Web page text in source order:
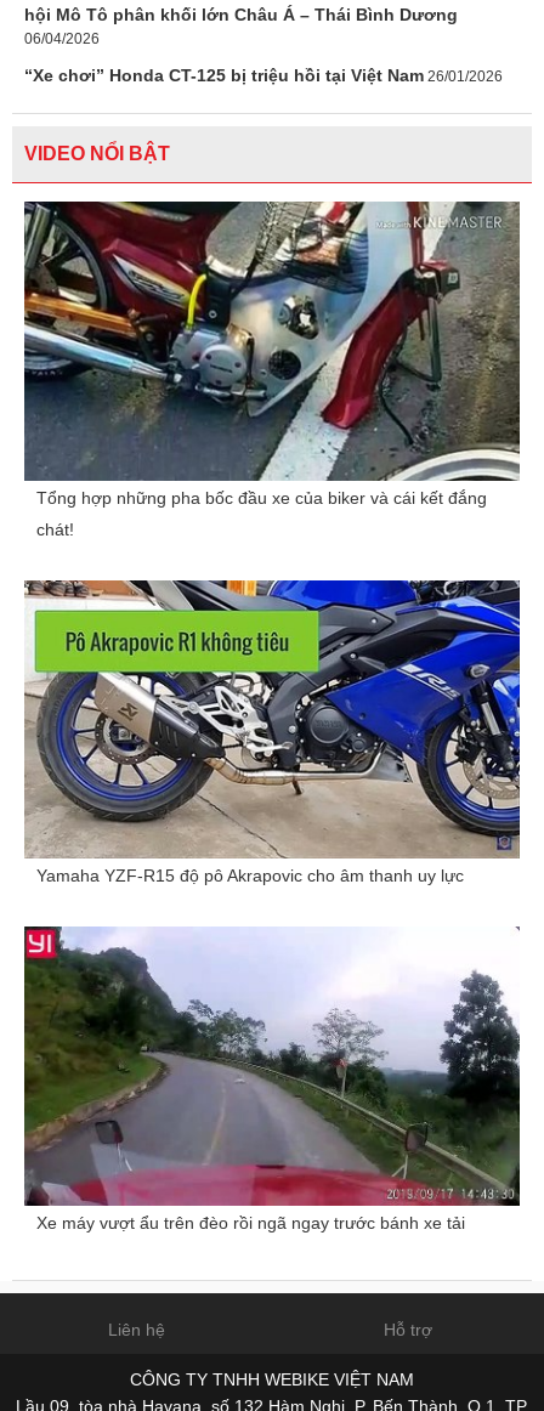
hội Mô Tô phân khối lớn Châu Á – Thái Bình Dương
06/04/2026
“Xe chơi” Honda CT-125 bị triệu hồi tại Việt Nam 26/01/2026
VIDEO NỔI BẬT
Tổng hợp những pha bốc đầu xe của biker và cái kết đắng
chát!
Yamaha YZF-R15 độ pô Akrapovic cho âm thanh uy lực
Xe máy vượt ẩu trên đèo rồi ngã ngay trước bánh xe tải
Liên hệ Hỗ trợ
CÔNG TY TNHH WEBIKE VIỆT NAM
Lầu 09, tòa nhà Havana, số 132 Hàm Nghi, P. Bến Thành, Q.1, TP.